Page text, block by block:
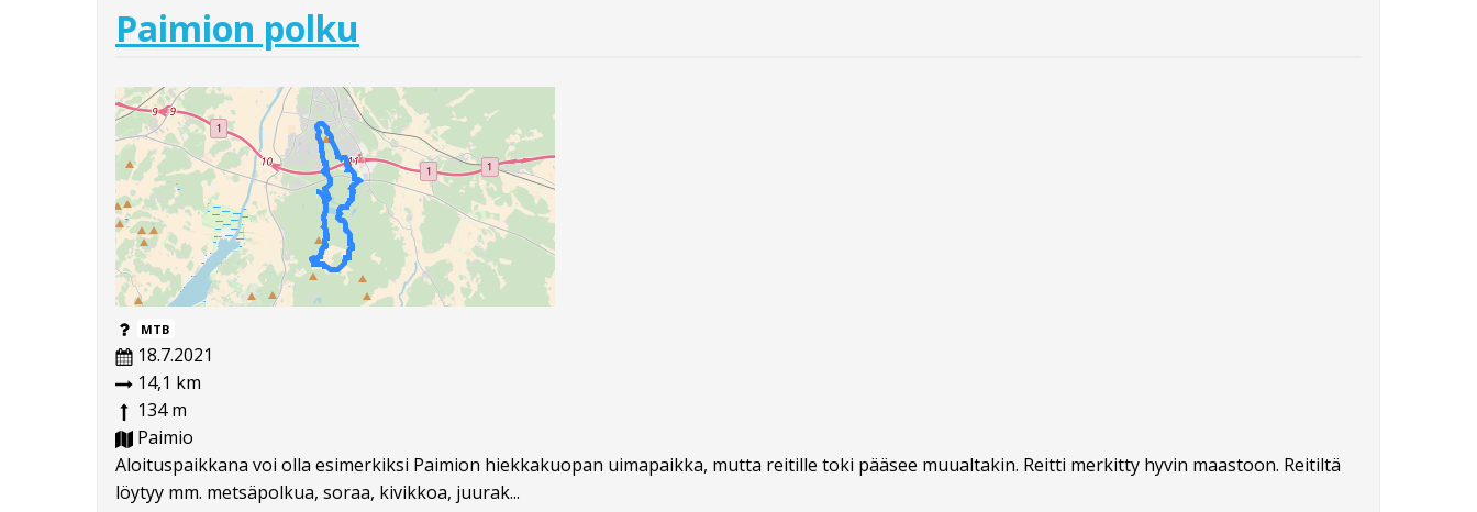
Paimion polku
MTB
18.7.2021
14,1 km
134 m
Paimio
Aloituspaikkana voi olla esimerkiksi Paimion hiekkakuopan uimapaikka, mutta reitille toki pääsee muualtakin. Reitti merkitty hyvin maastoon. Reitiltä
löytyy mm. metsäpolkua, soraa, kivikkoa, juurak...